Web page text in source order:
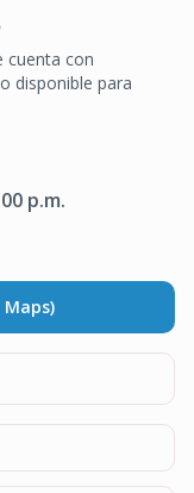
cuenta con
disponible para
p.m.